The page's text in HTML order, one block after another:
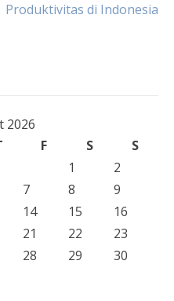
Produktivitas di Indonesia
2026
F S
S
1
2
7 8
9
14 15
16
21 22
23
28 29
30